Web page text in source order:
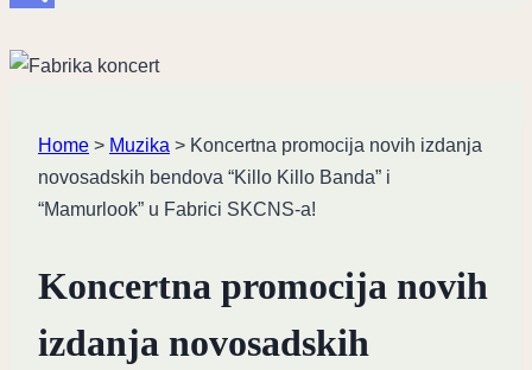
Home > Muzika > Koncertna promocija novih izdanja
novosadskih bendova “Killo Killo Banda” i
“Mamurlook” u Fabrici SKCNS-a!
Koncertna promocija novih
izdanja novosadskih